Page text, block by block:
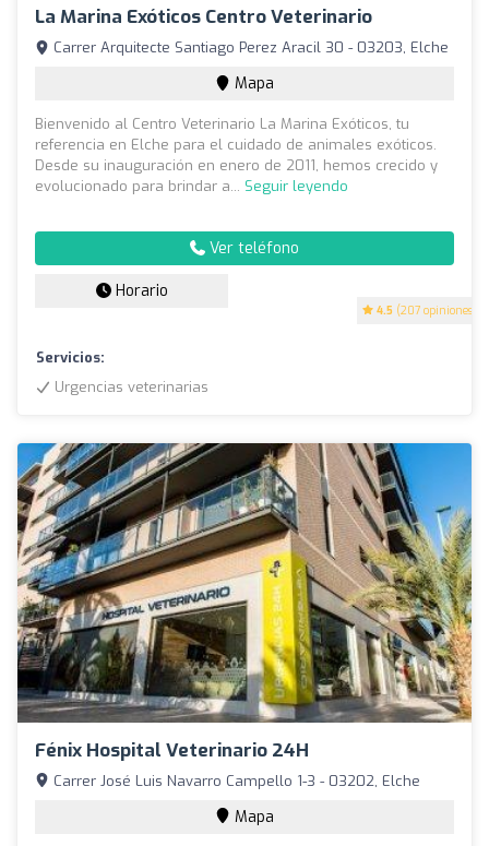
La Marina Exóticos Centro Veterinario
4.5 (207 opiniones)
Carrer Arquitecte Santiago Perez Aracil 30 - 03203, Elche
Mapa
Bienvenido al Centro Veterinario La Marina Exóticos, tu
referencia en Elche para el cuidado de animales exóticos.
Desde su inauguración en enero de 2011, hemos crecido y
evolucionado para brindar a... Seguir leyendo
Ver teléfono
Horario
Servicios:
Urgencias veterinarias
Fénix Hospital Veterinario 24H
Carrer José Luis Navarro Campello 1-3 - 03202, Elche
Mapa